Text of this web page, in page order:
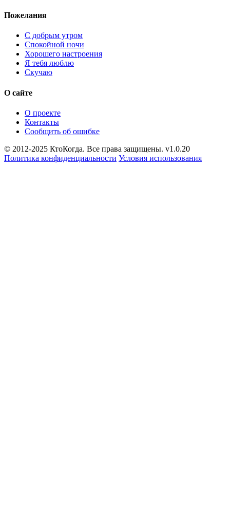
Пожелания
С добрым утром
Спокойной ночи
Хорошего настроения
Я тебя люблю
Скучаю
О сайте
О проекте
Контакты
Сообщить об ошибке
© 2012-2025 КтоКогда. Все права защищены. v1.0.20
Политика конфиденциальности Условия использования